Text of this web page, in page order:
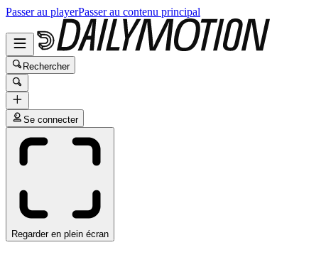
Passer au playerPasser au contenu principal
Rechercher
Se connecter
Regarder en plein écran